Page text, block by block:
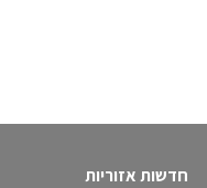
חדשות אזוריות